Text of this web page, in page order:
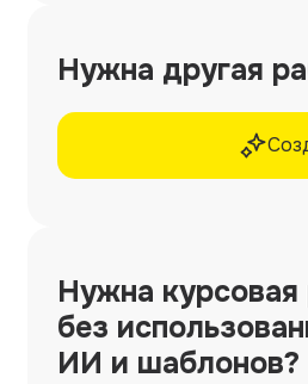
Нужна другая
Нужна
без
ИИ и шаблонов?